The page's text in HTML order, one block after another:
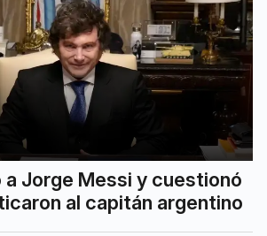
Jorge Messi y cuestionó
al capitán argentino